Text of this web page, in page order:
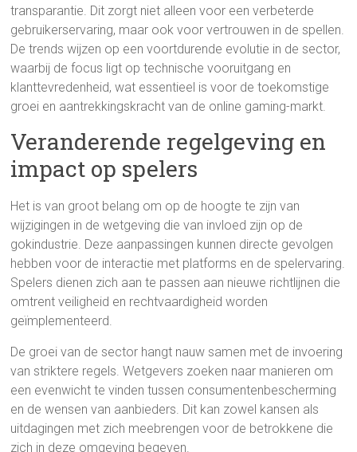
transparantie. Dit zorgt niet alleen voor een verbeterde
gebruikerservaring, maar ook voor vertrouwen in de spellen.
De trends wijzen op een voortdurende evolutie in de sector,
waarbij de focus ligt op technische vooruitgang en
klanttevredenheid, wat essentieel is voor de toekomstige
groei en aantrekkingskracht van de online gaming-markt.
Veranderende regelgeving en
impact op spelers
Het is van groot belang om op de hoogte te zijn van
wijzigingen in de wetgeving die van invloed zijn op de
gokindustrie. Deze aanpassingen kunnen directe gevolgen
hebben voor de interactie met platforms en de spelervaring.
Spelers dienen zich aan te passen aan nieuwe richtlijnen die
omtrent veiligheid en rechtvaardigheid worden
geïmplementeerd.
De groei van de sector hangt nauw samen met de invoering
van striktere regels. Wetgevers zoeken naar manieren om
een evenwicht te vinden tussen consumentenbescherming
en de wensen van aanbieders. Dit kan zowel kansen als
uitdagingen met zich meebrengen voor de betrokkene die
zich in deze omgeving begeven.